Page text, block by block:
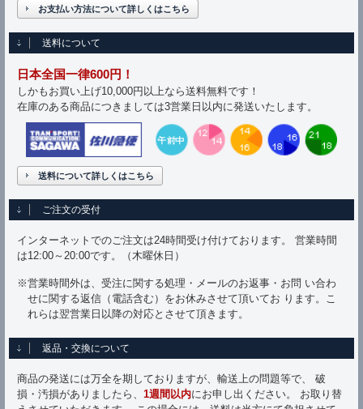
お支払い方法について詳しくはこちら
送料について
日本全国一律600円！
しかもお買い上げ10,000円以上なら送料無料です！
在庫のある商品につきましては3営業日以内に発送いたします。
送料について詳しくはこちら
ご注文の受付
インターネットでのご注文は24時間受け付けております。 営業時間
は12:00～20:00です。（木曜休日）
※営業時間外は、受注に関する処理・メールのお返事・お問 い合わ
せに関する返信（電話含む）をお休みさせて頂いてお ります。こ
れらは翌営業日以降の対応とさせて頂きます。
返品・交換について
商品の発送には万全を期しておりますが、輸送上の問題等で、 破
損・汚損がありましたら、 1週間以内にお申し出ください。 お取り替